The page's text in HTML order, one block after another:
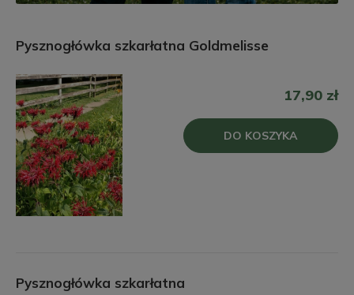
Pysznogłówka szkarłatna Goldmelisse
17,90 zł
DO KOSZYKA
Pysznogłówka szkarłatna